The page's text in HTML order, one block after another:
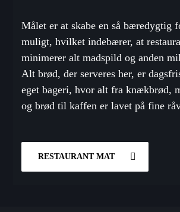
Målet er at skabe en så bæredygtig
muligt, hvilket indebærer, at
minimerer alt madspild og anden
Alt brød, der serveres her, er dags
eget bageri, hvor alt fra knækbrød,
og brød til kaffen er lavet på fine
RESTAURANT MAT